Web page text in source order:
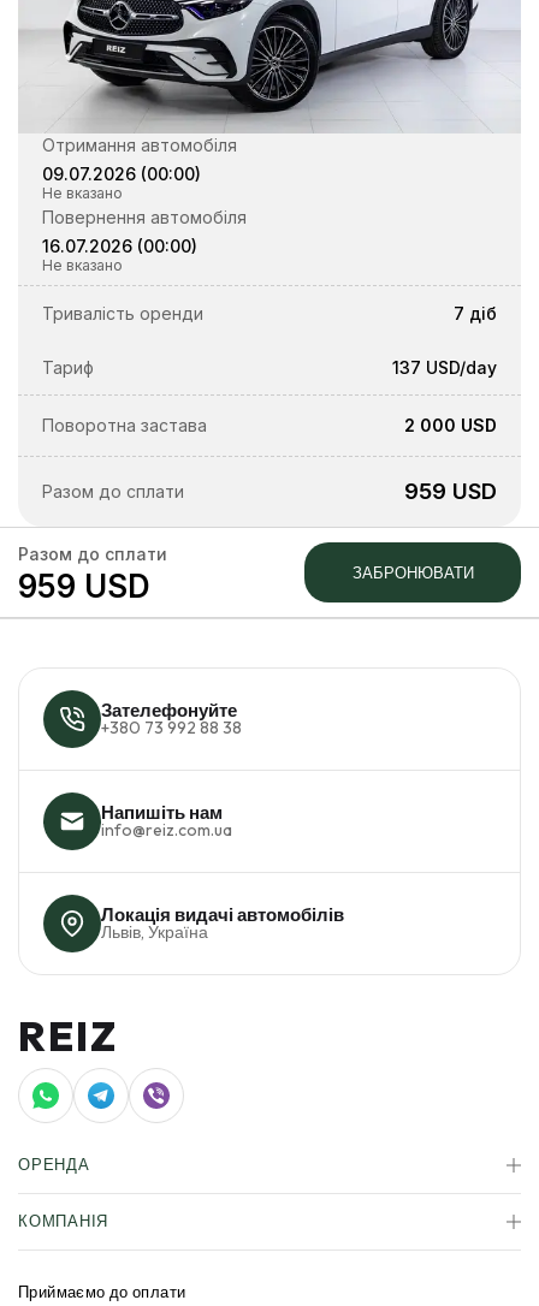
Отримання автомобіля
09.07.2026 (00:00)
Не вказано
Повернення автомобіля
16.07.2026 (00:00)
Не вказано
Тривалість оренди 7 діб
Тариф 137 USD/day
Поворотна застава 2 000 USD
Разом до сплати 959 USD
Разом до сплати
959 USD ЗАБРОНЮВАТИ
Зателефонуйте
+380 73 992 88 38
Напишіть нам
info@reiz.com.ua
Локація видачі автомобілів
Львів, Україна
REIZ
ОРЕНДА
КОРПОРАТИВНА ОРЕНДА
ЗДАТИ АВТО В ОРЕНДУ
СЕРТИФІКАТ
КОМПАНІЯ
БЛОГ